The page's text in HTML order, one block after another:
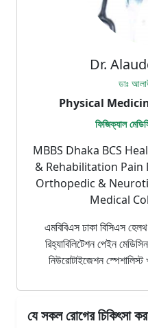
Dr.
ডাঃ
Physical
ফিজিক্যাল
MBBS Dhaka BCS
& Rehabilitation
Orthopedic &
Medical
এমবিবিএস ঢাকা বিসিএস
রিহ্যাবিলিটেশন পেইন
নিউরোটাইজেশন
যে সকল রোগের চিকিৎসা